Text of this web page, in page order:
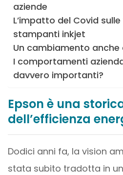
aziende
L’impatto del Covid
stampanti inkjet
Un cambiamento anche
I comportamenti
davvero importanti?
Epson è una
dell’efficienza
Dodici anni fa, la vision
stata subito tradotta in